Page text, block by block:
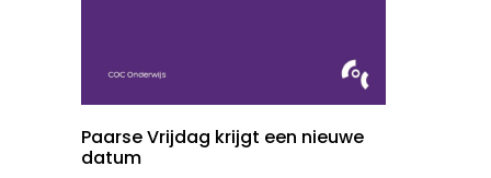
Paarse Vrijdag krijgt een nieuwe
datum